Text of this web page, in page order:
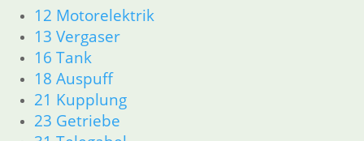
12 Motorelektrik
13 Vergaser
16 Tank
18 Auspuff
21 Kupplung
23 Getriebe
13 Vergaser
16 Tank
18 Auspuff
21 Kupplung
23 Getriebe
31 Telegabel
32 Lenkung